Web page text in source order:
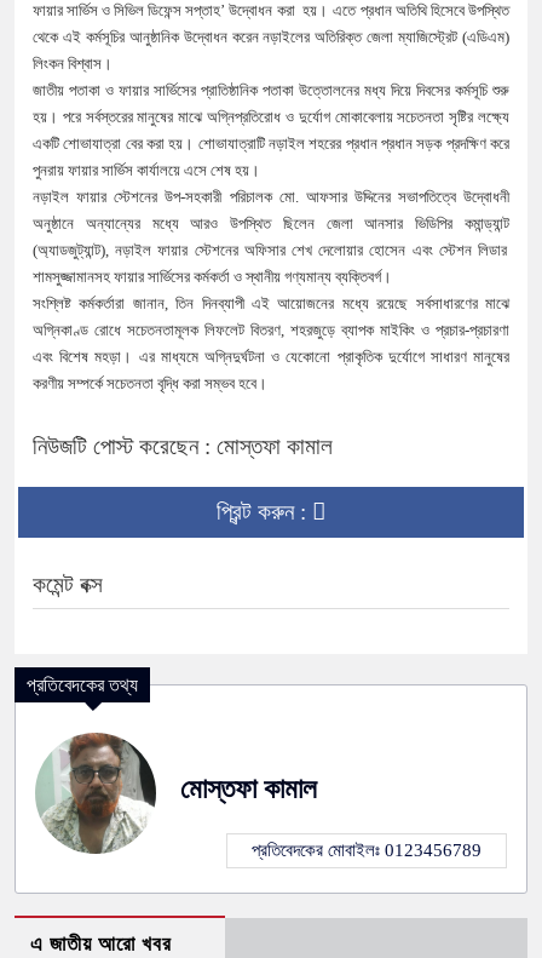
ফায়ার সার্ভিস ও সিভিল ডিফেন্স সপ্তাহ’উদ্বোধন করা হয়। এতে প্রধান অতিথি হিসেবে উপস্থিত
থেকে এই কর্মসূচির আনুষ্ঠানিক উদ্বোধন করেন নড়াইলের অতিরিক্ত জেলা ম্যাজিস্ট্রেট (এডিএম)
লিংকন বিশ্বাস।
জাতীয় পতাকা ও ফায়ার সার্ভিসের প্রাতিষ্ঠানিক পতাকা উত্তোলনের মধ্য দিয়ে দিবসের কর্মসূচি শুরু
হয়। পরে সর্বস্তরের মানুষের মাঝে অগ্নিপ্রতিরোধ ও দুর্যোগ মোকাবেলায় সচেতনতা সৃষ্টির লক্ষ্যে
একটি শোভাযাত্রা বের করা হয়। শোভাযাত্রাটি নড়াইল শহরের প্রধান প্রধান সড়ক প্রদক্ষিণ করে
পুনরায় ফায়ার সার্ভিস কার্যালয়ে এসে শেষ হয়।
নড়াইল ফায়ার স্টেশনের উপ-সহকারী পরিচালক মো. আফসার উদ্দিনের সভাপতিত্বে উদ্বোধনী
অনুষ্ঠানে
অন্যান্যের মধ্যে আরও উপস্থিত ছিলেন জেলা আনসার ভিডিপির
কমান্ড্যান্ট
(অ্যাডজুট্যান্ট),নড়াইল ফায়ার স্টেশনের অফিসার শেখ দেলোয়ার হোসেন এবং স্টেশন লিডার
শামসুজ্জামানসহ ফায়ার সার্ভিসের কর্মকর্তা ও স্থানীয় গণ্যমান্য ব্যক্তিবর্গ।
সংশ্লিষ্ট কর্মকর্তারা জানান,তিন দিনব্যাপী এই আয়োজনের মধ্যে রয়েছে সর্বসাধারণের মাঝে
অগ্নিকাণ্ড রোধে সচেতনতামূলক লিফলেট বিতরণ, শহরজুড়ে ব্যাপক মাইকিং ও প্রচার-প্রচারণা
এবং বিশেষ মহড়া। এর মাধ্যমে অগ্নিদুর্ঘটনা ও যেকোনো প্রাকৃতিক দুর্যোগে সাধারণ মানুষের
করণীয় সম্পর্কে সচেতনতা বৃদ্ধি করা সম্ভব হবে।
নিউজটি পোস্ট করেছেন : মোস্তফা কামাল
প্রিন্ট করুন :
কমেন্ট বক্স
প্রতিবেদকের তথ্য
মোস্তফা কামাল
প্রতিবেদকের মোবাইলঃ 0123456789
এ জাতীয় আরো খবর